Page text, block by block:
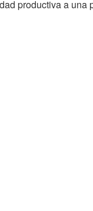
productiva a una